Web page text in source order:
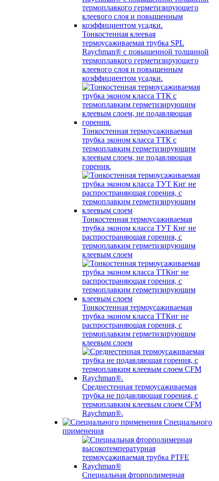
Тонкостенная клеевая
термоусаживаемая трубка SPL
Raychman® с повышенной толщиной
термоплавкого герметизирующего
клеевого слоя и повышенным
коэффициентом усадки.
Тонкостенная термоусаживаемая
трубка эконом класса ТТК с
термоплавким герметизирующим
клеевым слоем, не подавляющая
горения.
Тонкостенная термоусаживаемая
трубка эконом класса ТУТ Кнг не
распространяющая горения, с
термоплавким герметизирующим
клеевым слоем
Тонкостенная термоусаживаемая
трубка эконом класса ТТКнг не
распространяющая горения, с
термоплавким герметизирующим
клеевым слоем
Среднестенная термоусаживаемая
трубка не подавляющая горения, с
термоплавким клеевым слоем CFM
Raychman®.
Специального
применения
Специальная фторполимерная